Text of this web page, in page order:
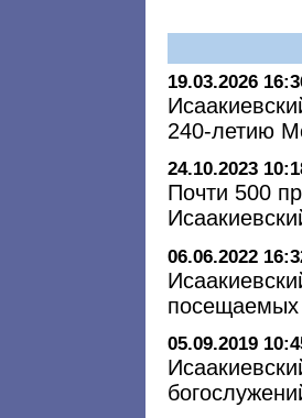
19.03.2026
240-летию
24.10.2023
Почти 500
06.06.2022
посещаемых
05.09.2019